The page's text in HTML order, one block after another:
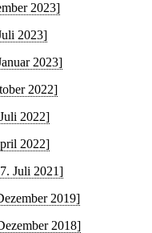
2023]
2023]
2023]
2022]
2022]
2022]
Juli 2021]
2019]
2018]